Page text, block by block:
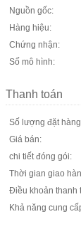
Nguồn gốc:
Hàng hiệu:
Chứng nhận:
Số mô hình:
Thanh toán
Số lượng đặt
Giá bán:
chi tiết đóng gói:
Thời gian giao
Điều khoản thanh
Khả năng cung